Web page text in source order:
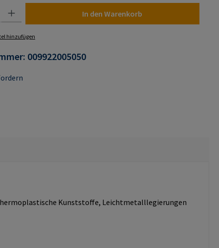
In den Warenkorb
hinzufügen
009922005050
Kunststoffe, Leichtmetalllegierungen